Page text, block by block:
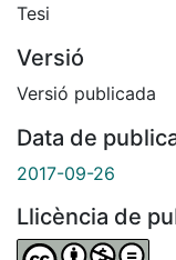
Tesi
Versió
Versió publicada
Data de
2017-09-26
Llicència de